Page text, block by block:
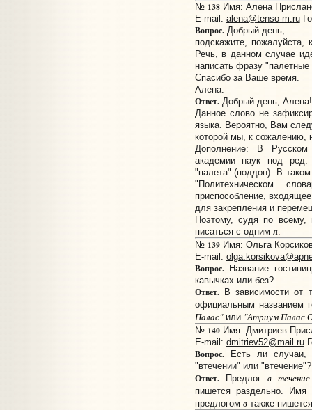
№ 138Имя: Алена
E-mail: alena@tenso-m.ru
Вопрос.Добрый день,
подскажите, пожалуйста,
Речь, в данном случае
написать фразу
Спасибо за Ваше время.
Алена.
Ответ.Добрый день, Алена!
Данное слово не
языка. Вероятно, Вам
которой мы, к сожалению,
Дополнение: В Русском
академии наук под
"палета" (поддон). В
"Политехническом
приспособление,
для закрепления и
Поэтому, судя по всему,
писаться с одним л.
№ 139Имя: Ольга
E-mail:
Вопрос.Название
кавычках или без?
Ответ.В зависимости от
официальным названием
Палас"или "Атриум Палас
№ 140Имя: Дмитриев
E-mail: dmitriev52@mail.ru
Вопрос.Есть ли случаи,
"втечении" или "втечение"?
Ответ.Предлогв течение
пишется раздельно. Имя
предлогом втакже